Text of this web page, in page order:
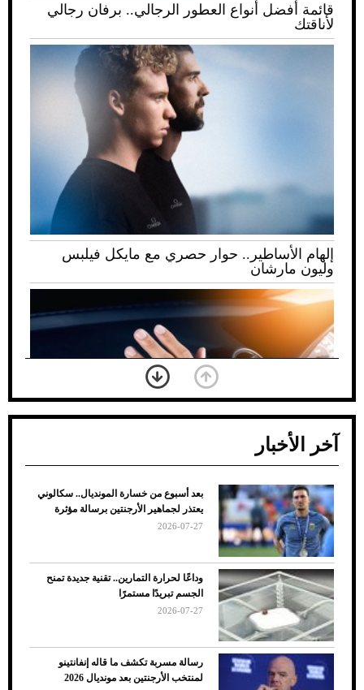
قائمة أفضل أنواع العطور الرجالي.. برفان رجالي
لأناقتك
إلهام الأساطير.. حوار حصري مع مايكل فيلبس
وليون مارشان
ضعف تبريد مكيف السيارة عند الوقوف.. أشهر
الأسباب والحلول
آخر الأخبار
بعد أسبوع من خسارة المونديال.. سكالوني
يعتذر لجماهير الأرجنتين برسالة مؤثرة
2026-07-27
وداعًا لحرارة التمارين.. تقنية جديدة تمنح
الجسم تبريدًا مستمرًا
2026-07-27
رسالة مسربة تكشف ما قاله إنفانتينو
لمنتخب الأرجنتين بعد مونديال 2026